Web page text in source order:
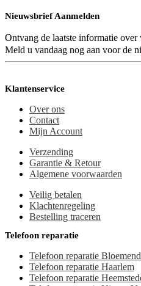
Nieuwsbrief Aanmelden
Ontvang de laatste informatie over
Meld u vandaag nog aan voor de
Klantenservice
Over ons
Contact
Mijn Account
Verzending
Garantie & Retour
Algemene voorwaarden
Veilig betalen
Klachtenregeling
Bestelling traceren
Telefoon reparatie
Telefoon reparatie
Telefoon reparatie Haarlem
Telefoon reparatie